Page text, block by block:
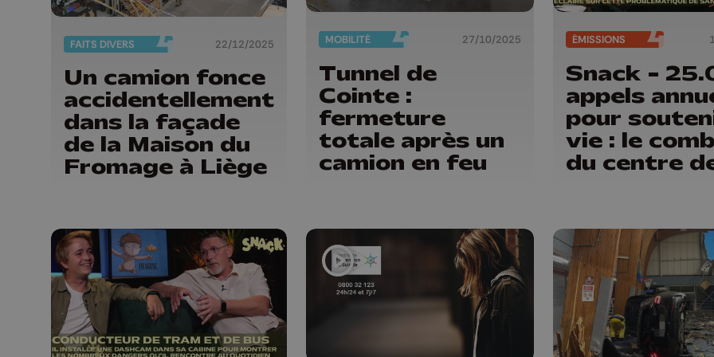
FAITS DIVERS 22/12/2025
Un camion fonce
accidentellement
dans la façade
de la Maison du
Fromage à Liège
MOBILITÉ 27/10/2025
Tunnel de
Cointe :
fermeture
totale après un
camion en feu
ÉMISSIONS
Snack -
appels
pour
vie : le
du centre